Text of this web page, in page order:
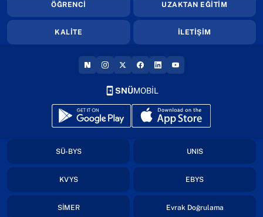
ÖĞRENCİ UZAKTAN EĞİTİM
KALİTE İLETİŞİM
(YENI SEKMEDE AÇILIR)
(YENI SEKMEDE AÇILIR)
(YENI SEKMEDE AÇILIR)
(YENI SEKMEDE AÇILIR)
(YENI SEKMEDE AÇILIR)
(YENI SEKMEDE
SNÜMOBİL
(yeni sekmede açılır)(yeni sekmede açılır)
SÜ-BYS(yeni sekmede açılır) UNIS(yeni sekmede
KVYS(yeni sekmede açılır) EBYS(yeni sekmede
SİMER(yeni sekmede açılır) Evrak Doğrulama(yeni